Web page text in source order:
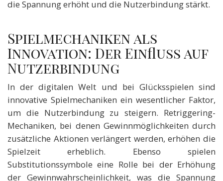
die Spannung erhöht und die Nutzerbindung stärkt.
Spielmechaniken als
Innovation: Der Einfluss auf
Nutzerbindung
In der digitalen Welt und bei Glücksspielen sind
innovative Spielmechaniken ein wesentlicher Faktor,
um die Nutzerbindung zu steigern. Retriggering-
Mechaniken, bei denen Gewinnmöglichkeiten durch
zusätzliche Aktionen verlängert werden, erhöhen die
Spielzeit erheblich. Ebenso spielen
Substitutionssymbole eine Rolle bei der Erhöhung
der Gewinnwahrscheinlichkeit, was die Spannung